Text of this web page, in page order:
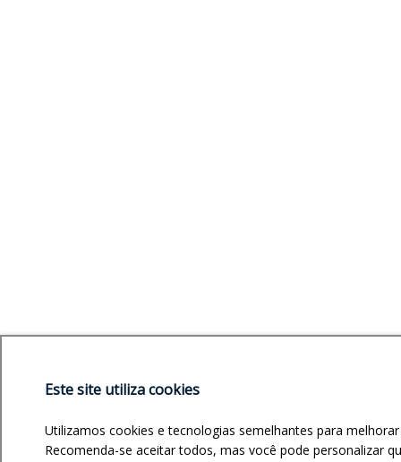
Este site utiliza cookies
Utilizamos cookies e tecnologias semelhantes para
Recomenda-se aceitar todos, mas você pode personalizar